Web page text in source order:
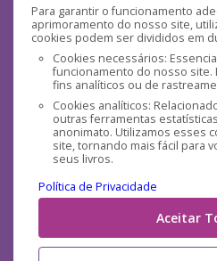
Para garantir o funcionamento
aprimoramento do nosso site,
cookies podem ser divididos em
Cookies necessários:
funcionamento do nosso site.
fins analíticos ou de
Cookies analíticos:
outras ferramentas
anonimato. Utilizamos esses
site, tornando mais fácil para
seus livros.
Política de Privacidade
Aceitar
Mídias